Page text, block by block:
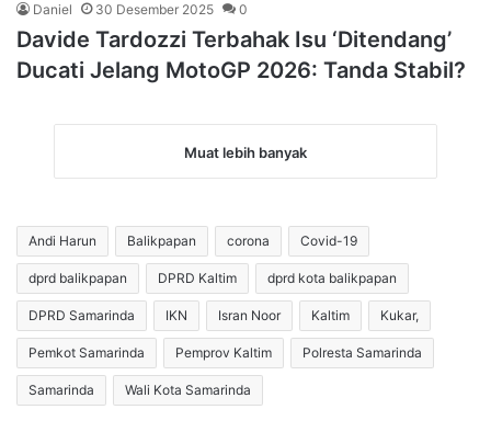
Daniel 30 Desember 2025 0
Davide Tardozzi Terbahak Isu ‘Ditendang’
Ducati Jelang MotoGP 2026: Tanda Stabil?
Muat lebih banyak
Andi Harun Balikpapan corona Covid-19
dprd balikpapan DPRD Kaltim dprd kota balikpapan
DPRD Samarinda IKN Isran Noor Kaltim Kukar,
Pemkot Samarinda Pemprov Kaltim Polresta Samarinda
Samarinda Wali Kota Samarinda